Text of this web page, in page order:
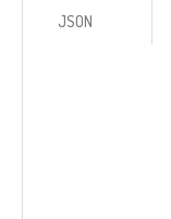
JSON